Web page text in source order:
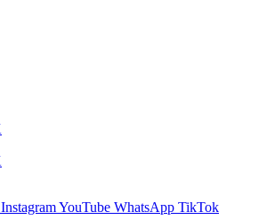
InstagramYouTube WhatsApp TikTok